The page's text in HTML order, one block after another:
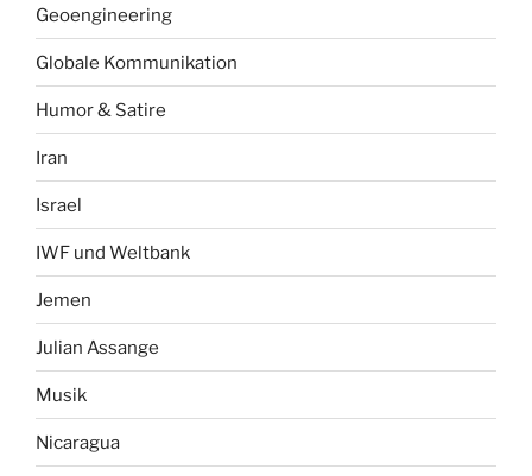
Geoengineering
Globale Kommunikation
Humor & Satire
Iran
Israel
IWF und Weltbank
Jemen
Julian Assange
Musik
Nicaragua